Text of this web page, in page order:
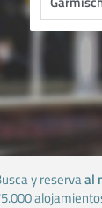
y reservaal